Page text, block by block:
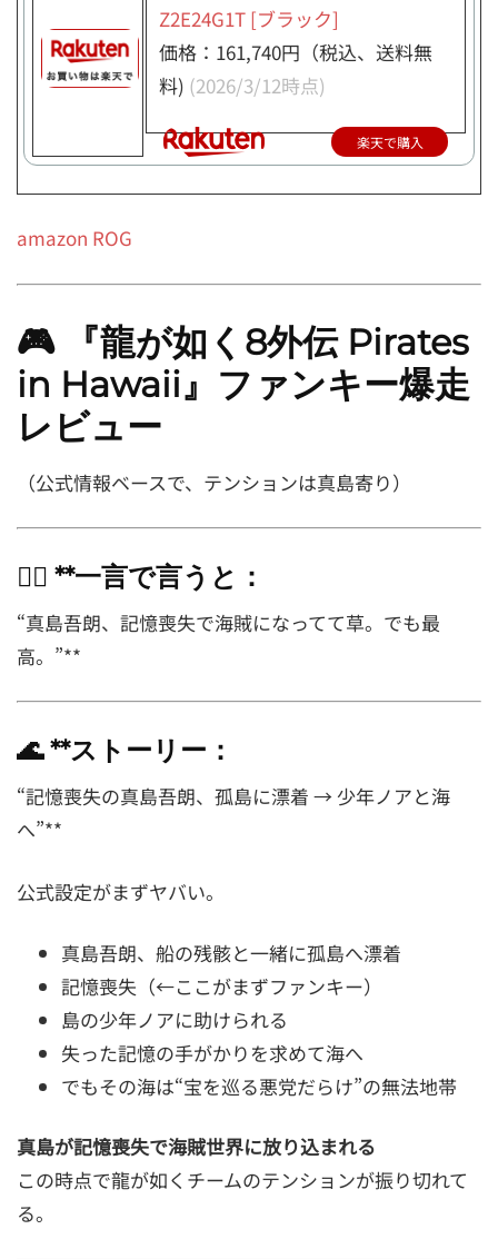
Z2E24G1T [ブラック]
価格：161,740円（税込、送料無
料) (2026/3/12時点)
楽天で購入
amazon ROG
🎮
『龍が如く8外伝 Pirates
in Hawaii』ファンキー爆走
レビュー
（公式情報ベースで、テンションは真島寄り）
🏴‍☠️ **一言で言うと：
“真島吾朗、記憶喪失で海賊になってて草。でも最
高。”**
🌊 **ストーリー：
“記憶喪失の真島吾朗、孤島に漂着 → 少年ノアと海
へ”**
公式設定がまずヤバい。
真島吾朗、船の残骸と一緒に孤島へ漂着
記憶喪失（←ここがまずファンキー）
島の少年ノアに助けられる
失った記憶の手がかりを求めて海へ
でもその海は“宝を巡る悪党だらけ”の無法地帯
真島が記憶喪失で海賊世界に放り込まれる
この時点で龍が如くチームのテンションが振り切れて
る。